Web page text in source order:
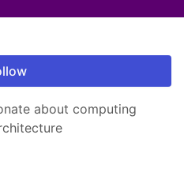
about computing